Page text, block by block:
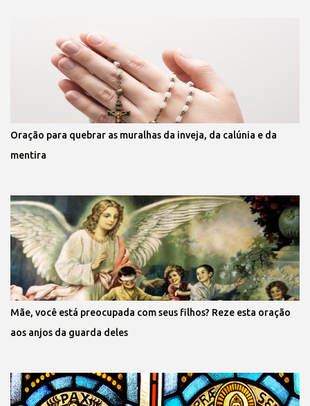
Oração para quebrar as muralhas da inveja, da calúnia e da
mentira
Mãe, você está preocupada com seus filhos? Reze esta oração
aos anjos da guarda deles